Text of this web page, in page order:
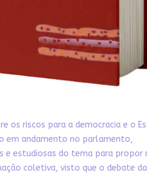
os riscos para a democracia e o
em andamento no parlamento,
e estudiosas do tema para propor
coletiva, visto que o debate